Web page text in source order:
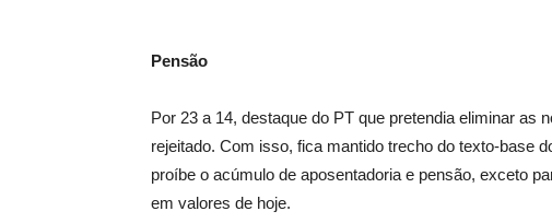
Pensão
Por 23 a 14, destaque do PT que pretendia eliminar as
rejeitado. Com isso, fica mantido trecho do texto-base
proíbe o acúmulo de aposentadoria e pensão, exceto
em valores de hoje.